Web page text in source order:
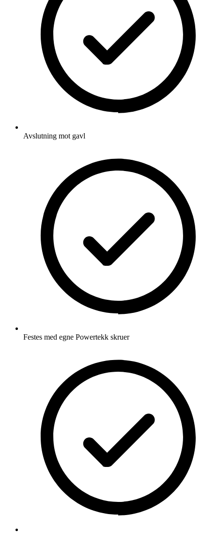
Avslutning mot gavl
Festes med egne Powertekk skruer